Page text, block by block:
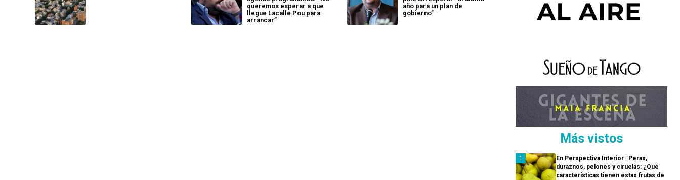
queremos esperar a que
llegue Lacalle Pou para
arrancar”
año para un plan de
gobierno”
Más vistos
En Perspectiva Interior | Peras,
duraznos, pelones y ciruelas: ¿Qué
características tienen estas frutas de